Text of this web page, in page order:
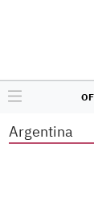
Argentina